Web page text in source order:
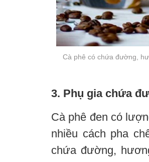
Cà phê có chứa đường,
3. Phụ gia chứa
Cà phê đen có
nhiều cách pha
chứa đường,